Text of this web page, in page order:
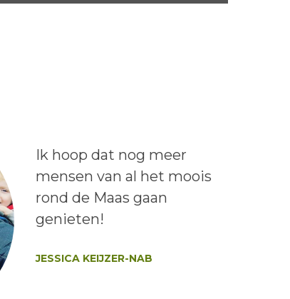
Lees het bericht:
Ik hoop dat nog meer
mensen van al het moois
rond de Maas gaan
genieten!
JESSICA KEIJZER-NAB